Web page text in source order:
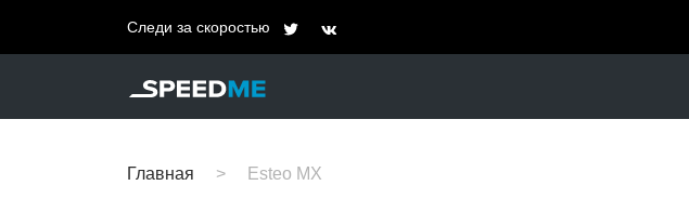
Следи за скоростью
Главная Esteo MX